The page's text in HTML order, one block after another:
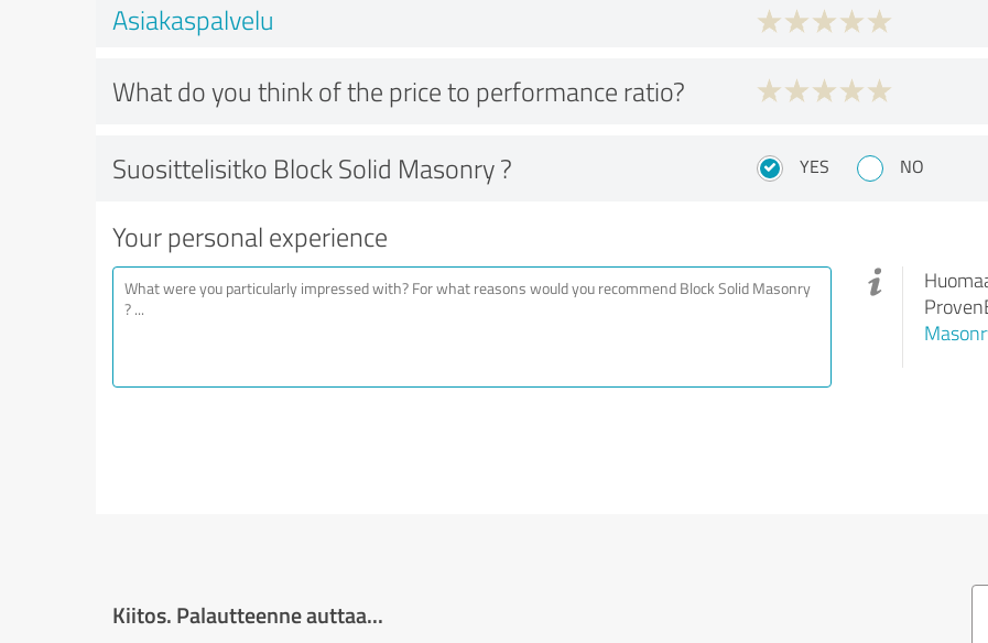
Asiakaspalvelu
What do you think of the price to performance ratio?
Suosittelisitko Block Solid Masonry ? YES NO
Your personal experience
Kiitos. Palautteenne auttaa...